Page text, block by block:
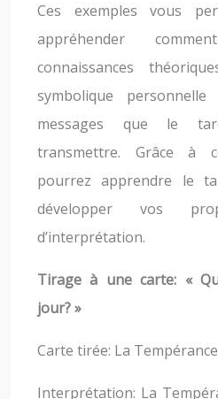
Ces exemples vous
appréhender
connaissances
symbolique
messages que le
transmettre. Grâce à
pourrez apprendre le
développer vos
d’interprétation.
Tirage à une carte: «
jour? »
Carte tirée: La
Interprétation: La